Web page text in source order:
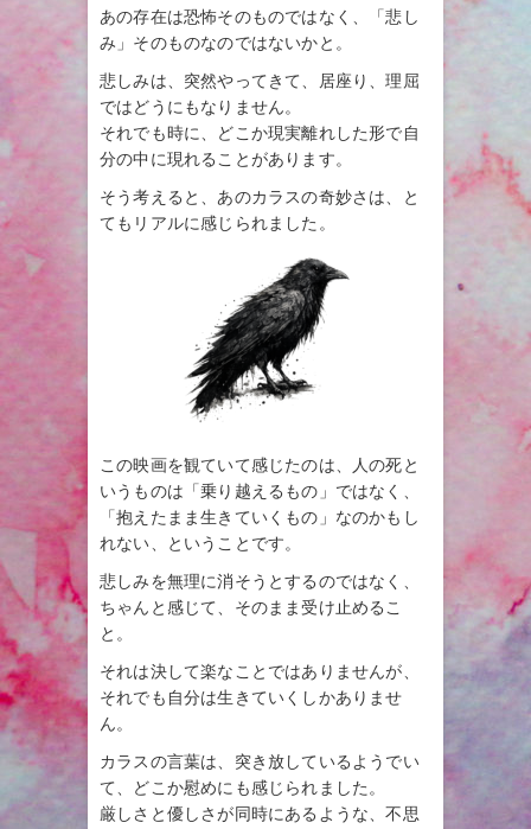
あの存在は恐怖そのものではなく、「悲し
み」そのものなのではないかと。
悲しみは、突然やってきて、居座り、理屈
ではどうにもなりません。
それでも時に、どこか現実離れした形で自
分の中に現れることがあります。
そう考えると、あのカラスの奇妙さは、と
てもリアルに感じられました。
この映画を観ていて感じたのは、人の死と
いうものは「乗り越えるもの」ではなく、
「抱えたまま生きていくもの」なのかもし
れない、ということです。
悲しみを無理に消そうとするのではなく、
ちゃんと感じて、そのまま受け止めるこ
と。
それは決して楽なことではありませんが、
それでも自分は生きていくしかありませ
ん。
カラスの言葉は、突き放しているようでい
て、どこか慰めにも感じられました。
厳しさと優しさが同時にあるような、不思